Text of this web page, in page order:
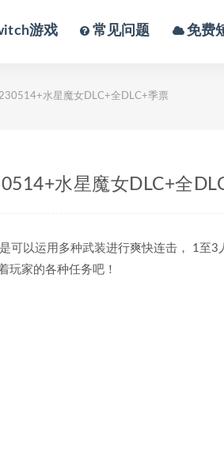
游戏 常见问题 免费
水星魔女DLC+全DLC+季票
水星魔女DLC+全
可以运用多种武装进行爽快连击， 1至3
玩家的各种任务吧！